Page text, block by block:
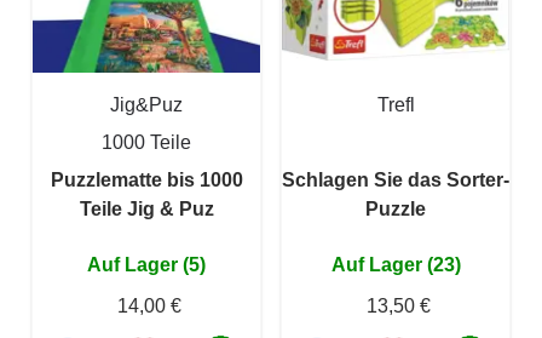
Jig&Puz
1000 Teile
Puzzlematte bis 1000
Teile Jig & Puz
Auf Lager (5)
14,00 €
Trefl
Schlagen Sie das Sorter-
Puzzle
Auf Lager (23)
13,50 €